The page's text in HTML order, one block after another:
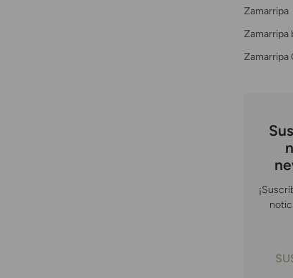
Zamarripa
Zamarripa
Zamarripa